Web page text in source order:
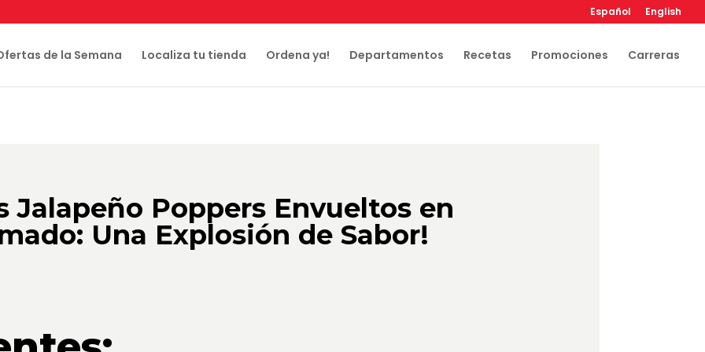
Español English
de la Semana Localiza tu tienda Ordena ya! Departamentos Recetas Promociones Carreras
Jalapeño Poppers Envueltos en
Una Explosión de Sabor!